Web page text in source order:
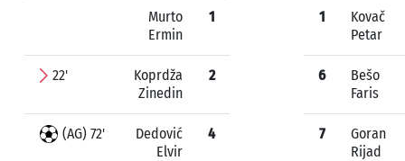
Murto
Ermin
1
22'
Koprdža
Zinedin
2
(AG) 72'
Dedović
Elvir
4
1
Kovač
Petar
6
Bešo
Faris
7
Goran
Rijad